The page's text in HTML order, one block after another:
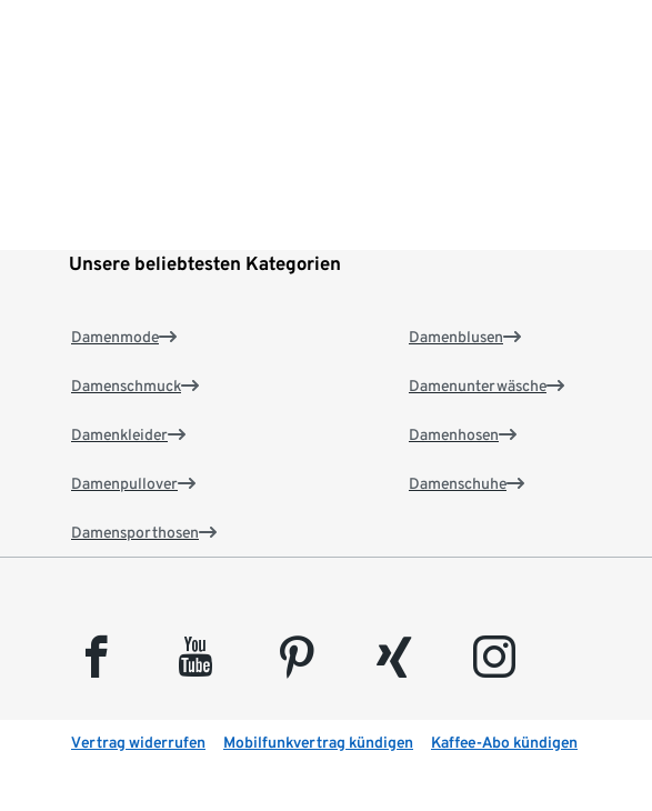
Unsere beliebtesten Kategorien
Damenmode
Damenschmuck
Damenkleider
Damenpullover
Damensporthosen
Damenblusen
Damenunterwäsche
Damenhosen
Damenschuhe
facebook youtube pinterest xing instagram
Vertrag widerrufen Mobilfunkvertrag kündigen Kaffee-Abo kündigen